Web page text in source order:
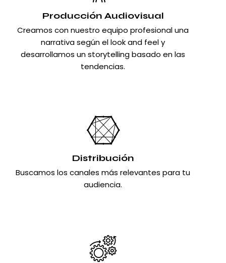
Producción Audiovisual
Creamos con nuestro equipo profesional una
narrativa según el look and feel y
desarrollamos un storytelling basado en las
tendencias.
Distribución
Buscamos los canales más relevantes para tu
audiencia.